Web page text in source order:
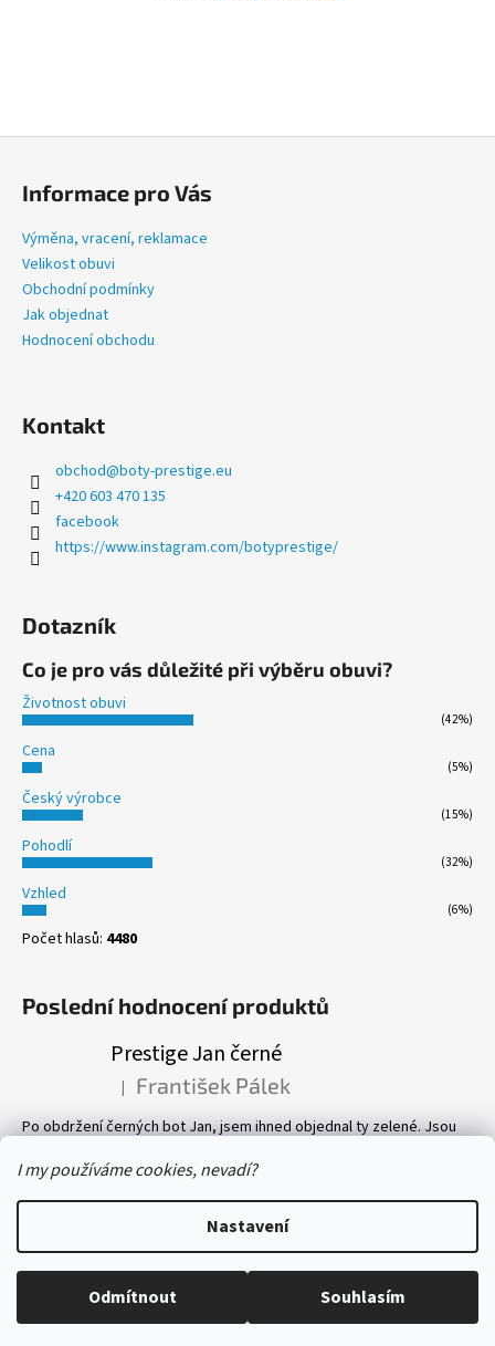
I my používáme cookies, nevadí?
Nastavení
Odmítnout Souhlasím
990
Informace pro Vás
Výměna, vracení, reklamace
Velikost obuvi
Obchodní podmínky
Jak objednat
Hodnocení obchodu
Kontakt
obchod@boty-prestige.eu
+420 603 470 135
facebook
https://www.instagram.com/botyprestige/
Dotazník
Co je pro vás důležité při výběru obuvi?
Životnost obuvi
(42%)
Cena
(5%)
Český výrobce
(15%)
Pohodlí
(32%)
Vzhled
(6%)
Počet hlasů: 4480
Poslední hodnocení produktů
Prestige Jan černé
Hodnocení produktu je 5 z 5 hvězdiček.
| František Pálek
Po obdržení černých bot Jan, jsem ihned objednal ty zelené. Jsou
příjemný. Vlastně mám v botníku 8 páru bot, všechny Prestige! Vřele
Copyright 2026boty-prestige.eu. Všechna práva vyhrazena.
Upravit nastavení cookies